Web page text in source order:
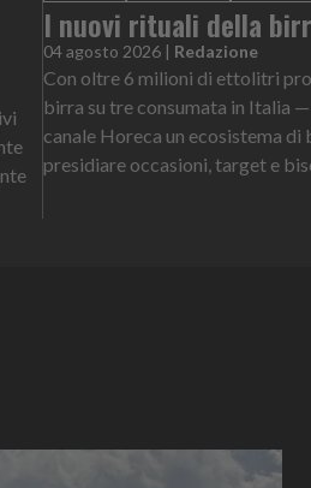
I nuovi rituali della
04 agosto 2026 | Redazione
Con oltre 6 milioni di ettolitri
birra su tre consumata in Italia
canale Horeca un ecosistema
presidiare occasioni, target e